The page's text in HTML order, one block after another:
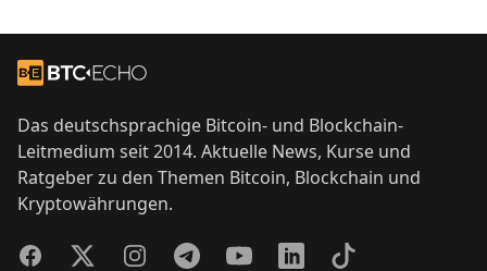
Zur Startseite
Das deutschsprachige Bitcoin- und Blockchain-
Leitmedium seit 2014. Aktuelle News, Kurse und
Ratgeber zu den Themen Bitcoin, Blockchain und
Kryptowährungen.
FacebookTwitterInstagramTelegramYouTubeLinkedInTikTok